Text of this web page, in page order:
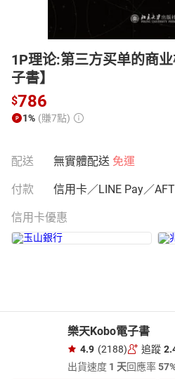
1P理论:第三方买单的商
子書】
$786
1% (賺7點)
配送 無實體配送 免運
付款 信用卡／LINE Pay／
信用卡優惠
樂天Kobo電子書
4.9 (2188) 追蹤
出貨速度 1 天回應率